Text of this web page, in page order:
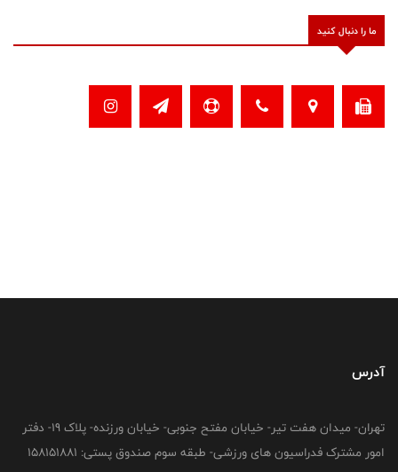
ما را دنبال کنید
آدرس
تهران- میدان هفت تیر- خیابان مفتح جنوبی- خیابان ورزنده- پلاک 19- دفتر
امور مشترک فدراسیون های ورزشی- طبقه سوم صندوق پستی: 158151881